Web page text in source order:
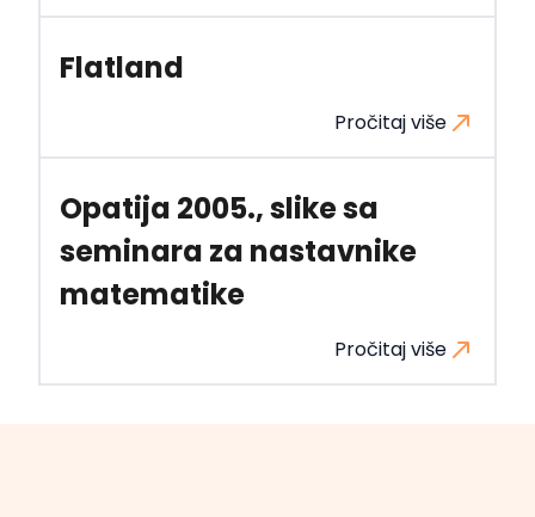
Flatland
Pročitaj više
Opatija 2005., slike sa
seminara za nastavnike
matematike
Pročitaj više